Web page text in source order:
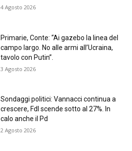
4 Agosto 2026
Primarie, Conte: “Ai gazebo la linea del
campo largo. No alle armi all’Ucraina,
tavolo con Putin”.
3 Agosto 2026
Sondaggi politici: Vannacci continua a
crescere, FdI scende sotto al 27%. In
calo anche il Pd
2 Agosto 2026